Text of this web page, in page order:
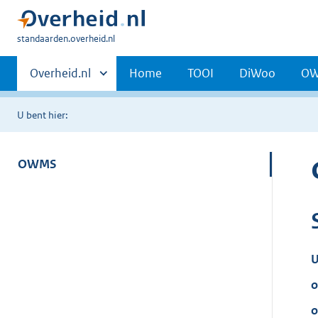
U
hier:
standaarden.overheid.nl
Primaire
navigatie
Andere
sites
binnen
Overheid.nl Home TOOI DiWoo
U bent hier:
OWMS